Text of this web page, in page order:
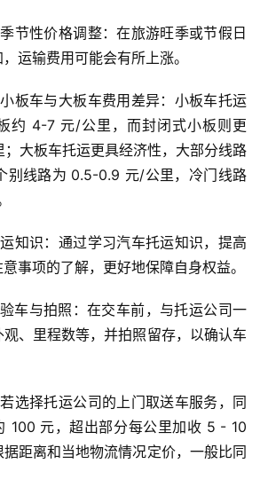
节性价格调整：在旅游旺季或节假日
运输费用可能会有所上涨。
板车与大板车费用差异：小板车托运
约 4-7 元/公里，而封闭式小板则更
大板车托运更具经济性，大部分线路
别线路为 0.5-0.9 元/公里，冷门线路
知识：通过学习汽车托运知识，提高
事项的了解，更好地保障自身权益。
车与拍照：在交车前，与托运公司一
、里程数等，并拍照留存，以确认车
选择托运公司的上门取送车服务，同
100 元，超出部分每公里加收 5 - 10
距离和当地物流情况定价，一般比同